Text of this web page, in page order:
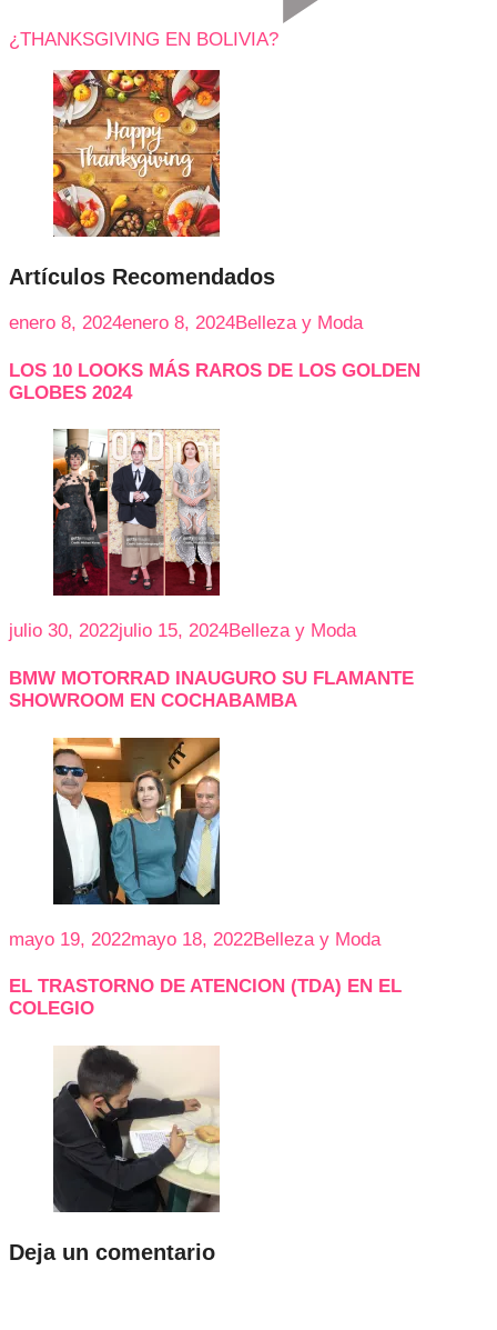
¿THANKSGIVING EN BOLIVIA?
Artículos Recomendados
enero 8, 2024enero 8, 2024Belleza y Moda
LOS 10 LOOKS MÁS RAROS DE LOS GOLDEN
GLOBES 2024
julio 30, 2022julio 15, 2024Belleza y Moda
BMW MOTORRAD INAUGURO SU FLAMANTE
SHOWROOM EN COCHABAMBA
mayo 19, 2022mayo 18, 2022Belleza y Moda
EL TRASTORNO DE ATENCION (TDA) EN EL
COLEGIO
Deja un comentario